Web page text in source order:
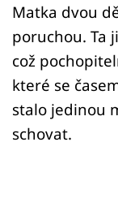
Matka dvou
poruchou. Ta
což
které se
stalo jedinou
schovat.